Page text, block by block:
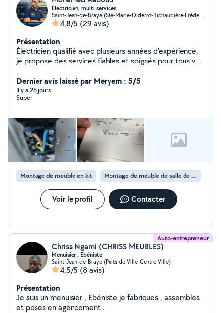
Électricien, multi services
Saint-Jean-de-Braye (Ste-Marie-Diderot-Richaudière-Frédeville)
4,8/5 (29 avis)
Présentation
Électricien qualifié avec plusieurs années d'expérience,
je propose des services fiables et soignés pour tous vos
rénovation et le dépannage, j'interviens rapidement
pour garantir votre sécurité et le bon fonctionnement
de vos équipements Je fais aussi le montage des
et à l'écoute, je vous accompagne dans tous vos
projets, petits ou grands
Dernier avis laissé par Meryem : 5/5
Il y a 26 jours
Super
Montage de meuble en kit Montage de meuble de salle de bain en kit
Voir le profil Contacter
Auto-entrepreneur
Chriss Ngami (CHRISS MEUBLES)
Menuisier , Ebéniste
Saint-Jean-de-Braye (Puits de Ville-Centre Ville)
4,5/5 (8 avis)
Présentation
Je suis un menuisier , Ebéniste je fabriques , assembles
et poses en agencement .